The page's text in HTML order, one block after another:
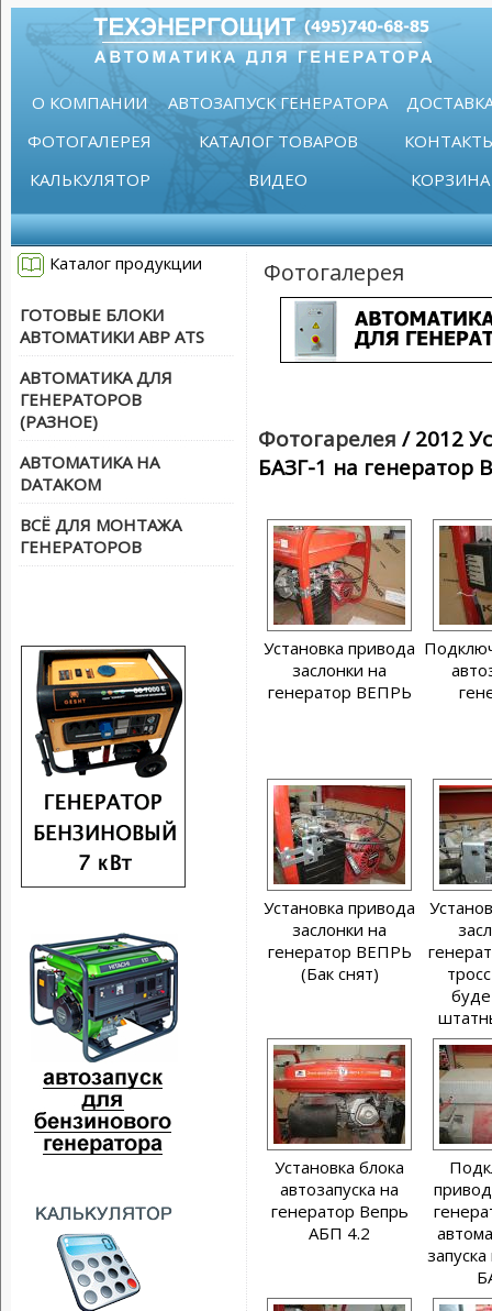
О КОМПАНИИ АВТОЗАПУСК ГЕНЕРАТОРА
ФОТОГАЛЕРЕЯ
КАТАЛОГ ТОВАРОВ
КАЛЬКУЛЯТОР
ВИДЕО КОРЗИНА
Каталог продукции
ГОТОВЫЕ БЛОКИ
АВТОМАТИКИ АВР ATS
АВТОМАТИКА ДЛЯ
ГЕНЕРАТОРОВ
(РАЗНОЕ)
АВТОМАТИКА НА
DATAKOM
ВСЁ ДЛЯ МОНТАЖА
ГЕНЕРАТОРОВ
Фотогалерея
Фотогарелея / 2012
БАЗГ-1 на генератор
Установка привода
заслонки на
генератор ВЕПРЬ
Установка привода
заслонки на
генератор ВЕПРЬ
(Бак снят)
Установка блока
автозапуска на
генератор Вепрь
АБП 4.2